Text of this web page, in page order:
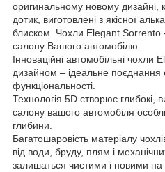
оригинальному новому дизайні,
дотик, виготовлені з якісної
блиском. Чохли Elegant Sorrento
салону Вашого автомобілю.
Інноваційні автомобільні чохли
дизайном – ідеальне поєднання
функціональності.
Технологія 5D створює глибокі,
салону вашого автомобіля
глибини.
Багатошаровість матеріалу
від води, бруду, плям і
залишаться чистими і новими на